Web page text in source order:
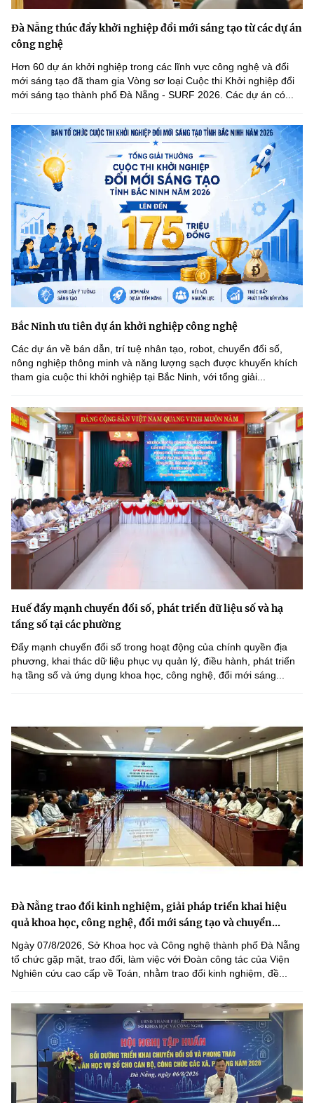
Đà Nẵng thúc đẩy khởi nghiệp đổi mới sáng tạo từ các dự án
công nghệ
Hơn 60 dự án khởi nghiệp trong các lĩnh vực công nghệ và đổi
mới sáng tạo đã tham gia Vòng sơ loại Cuộc thi Khởi nghiệp đổi
mới sáng tạo thành phố Đà Nẵng - SURF 2026. Các dự án có...
Bắc Ninh ưu tiên dự án khởi nghiệp công nghệ
Các dự án về bán dẫn, trí tuệ nhân tạo, robot, chuyển đổi số,
nông nghiệp thông minh và năng lượng sạch được khuyến khích
tham gia cuộc thi khởi nghiệp tại Bắc Ninh, với tổng giải...
Huế đẩy mạnh chuyển đổi số, phát triển dữ liệu số và hạ
tầng số tại các phường
Đẩy mạnh chuyển đổi số trong hoạt động của chính quyền địa
phương, khai thác dữ liệu phục vụ quản lý, điều hành, phát triển
hạ tầng số và ứng dụng khoa học, công nghệ, đổi mới sáng...
Đà Nẵng trao đổi kinh nghiệm, giải pháp triển khai hiệu
quả khoa học, công nghệ, đổi mới sáng tạo và chuyển...
Ngày 07/8/2026, Sở Khoa học và Công nghệ thành phố Đà Nẵng
tổ chức gặp mặt, trao đổi, làm việc với Đoàn công tác của Viện
Nghiên cứu cao cấp về Toán, nhằm trao đổi kinh nghiệm, đề...